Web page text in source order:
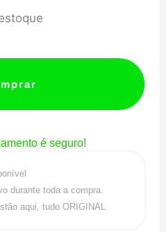
é seguro!
durante toda a compra.
aqui, tudo ORIGINAL